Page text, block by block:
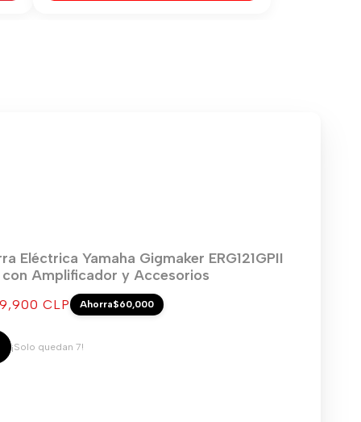
Eléctrica Yamaha Gigmaker ERG121GPII
Amplificador y Accesorios
CLP Ahorra$60,000
¡Solo quedan 7!